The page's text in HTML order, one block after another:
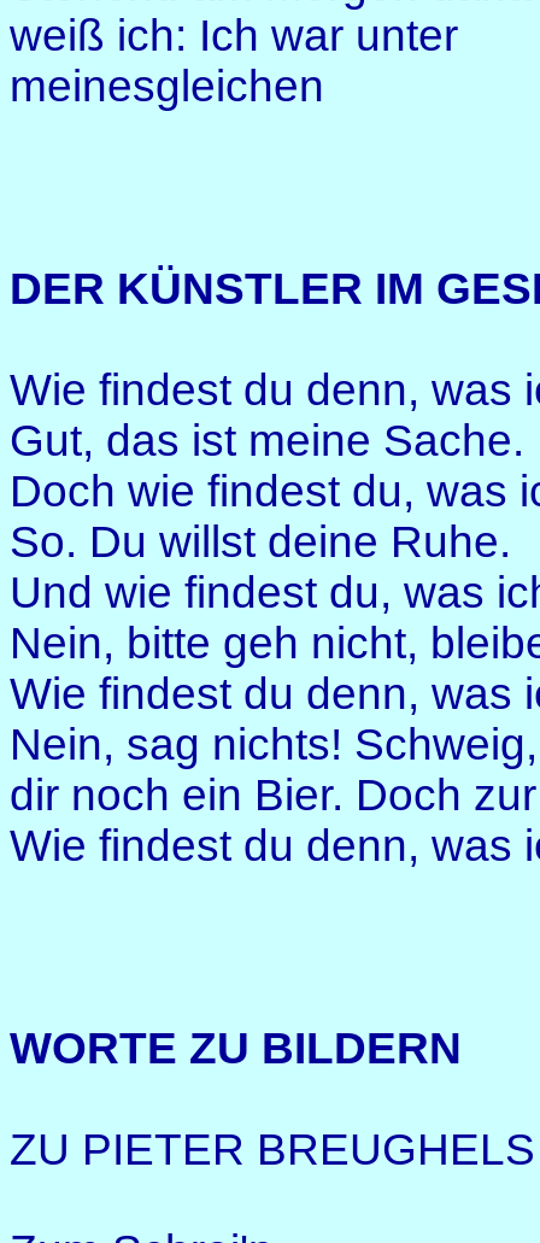
weiß ich: Ich war unter
meinesgleichen
DER KÜNSTLER IM
Wie findest du denn, was
Gut, das ist meine Sache.
Doch wie findest du, was
So. Du willst deine Ruhe.
Und wie findest du, was
Nein, bitte geh nicht,
Wie findest du denn, was
Nein, sag nichts!
dir noch ein Bier. Doch
Wie findest du denn, was
WORTE ZU BILDERN
ZU PIETER